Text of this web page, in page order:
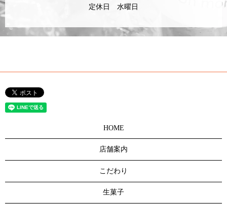
定休日 水曜日
HOME
店舗案内
こだわり
生菓子